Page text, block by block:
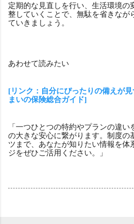
定期的な見直しを行い、生活環境の
整していくことで、無駄を省きなが
ていきましょう。
あわせて読みたい
[リンク：自分にぴったりの備えが
まいの保険総合ガイド]
「一つひとつの特約やプランの違
の大きな安心に繋がります。制度の
ツまで、あなたが知りたい情報を体
ジをぜひご活用ください。」